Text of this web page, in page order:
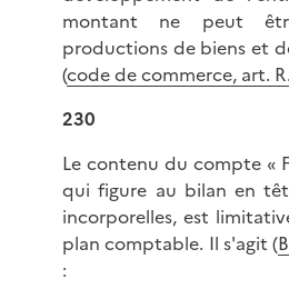
montant ne peut
productions de biens et
(code de commerce, art.
230
Le contenu du compte «
qui figure au bilan en
incorporelles, est
plan comptable. Il s'agit (
: